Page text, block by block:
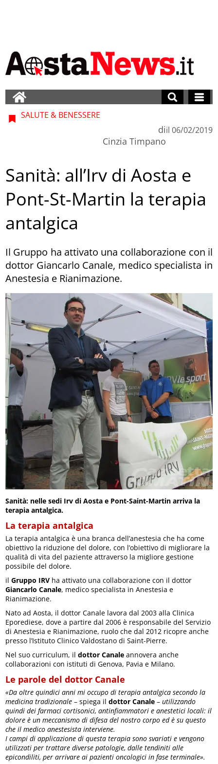
SALUTE & BENESSERE
di
Cinzia Timpano
il 06/02/2019
Sanità: all’Irv di Aosta e
Pont-St-Martin la terapia
antalgica
Il Gruppo ha attivato una collaborazione con il
dottor Giancarlo Canale, medico specialista in
Anestesia e Rianimazione.
Sanità: nelle sedi Irv di Aosta e Pont-Saint-Martin arriva la
terapia antalgica.
La terapia antalgica
La terapia antalgica è una branca dell’anestesia che ha come
obiettivo la riduzione del dolore, con l’obiettivo di migliorare la
qualità di vita del paziente attraverso la migliore gestione
possibile del dolore.
ilGruppo IRV ha attivato una collaborazione con il dottor
Giancarlo Canale, medico specialista in Anestesia e
Rianimazione.
Nato ad Aosta, il dottor Canale lavora dal 2003 alla Clinica
Eporediese, dove a partire dal 2006 è responsabile del Servizio
di Anestesia e Rianimazione, ruolo che dal 2012 ricopre anche
presso l’Istituto Clinico Valdostano di Saint-Pierre.
Nel suo curriculum, ildottor Canale annovera anche
collaborazioni con istituti di Genova, Pavia e Milano.
Le parole del dottor Canale
«Da oltre quindici anni mi occupo di terapia antalgica secondo la
medicina tradizionale – spiega ildottor Canale –utilizzando
quindi dei farmaci cortisonici, antinfiammatori e anestetici locali: il
dolore è un meccanismo di difesa del nostro corpo ed è su questo
che il medico anestesista interviene.
I campi di applicazione di questa terapia sono svariati e vengono
utilizzati per trattare diverse patologie, dalle tendiniti alle
epicondiliti, per arrivare ai pazienti oncologici in fase terminale».